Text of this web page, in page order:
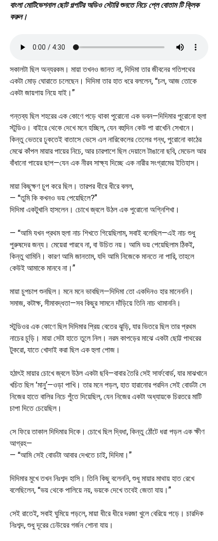
বাংলা মোটিভেশনাল ছোট গল্পটির অডিও স্টোরি শুনতে নিচে প্লে বোতাম টি ক্লিক
করুন।
সকালটা ছিল অন্যরকম। মায়া তখনও জানত না, দিদিমা তার জীবনের গতিপথের
একটা মোড় ঘোরাতে চলেছেন। দিদিমা তার হাত ধরে বললেন, “চল, আজ তোকে
একটা জায়গায় নিয়ে যাই।”
গন্তব্য ছিল শহরের এক কোণে পড়ে থাকা পুরোনো এক ভবন—দিদিমার পুরোনো হুলা
স্টুডিও। বাইরে থেকে দেখে মনে হচ্ছিল, যেন বহুদিন কেউ পা রাখেনি সেখানে।
কিন্তু ভেতরে ঢুকতেই বাতাসে ভেসে এল নারিকেলের তেলের গন্ধ, পুরোনো কাঠের
মেঝে কাঁপল মায়ার পায়ের নিচে, আর চারপাশে ছিল দেয়ালে টাঙানো ছবি, মেডেল আর
বাঁধানো পায়ের ছাপ—যেন এক নীরব সাক্ষ্য দিচ্ছে এক নারীর সংগ্রামের ইতিহাস।
মায়া কিছুক্ষণ চুপ করে ছিল। তারপর ধীরে ধীরে বলল,
— “তুমি কি কখনও ভয় পেয়েছিলে?”
দিদিমা একটুখানি হাসলেন। চোখে জ্বলে উঠল এক পুরোনো অগ্নিশিখা।
— “আমি যখন প্রথম হুলা নাচ শিখতে গিয়েছিলাম, সবাই বলেছিল—এই নাচ শুধু
পুরুষদের জন্য। মেয়েরা পারবে না, বা উচিত নয়। আমি ভয় পেয়েছিলাম ঠিকই,
কিন্তু থামিনি। কারণ আমি জানতাম, যদি আমি নিজেকে মানতে না পারি, তাহলে
কেউই আমাকে মানবে না।”
মায়া চুপচাপ শুনছিল। মনে মনে ভাবছিল—দিদিমা তো একদিনও হার মানেননি।
সমাজ, কটাক্ষ, সীমাবদ্ধতা—সব কিছুর সামনে দাঁড়িয়ে তিনি নাচ থামাননি।
স্টুডিওর এক কোণে ছিল দিদিমার প্রিয় বেতের ঝুড়ি, যার ভিতরে ছিল তার প্রথম
নাচের চুড়ি। মায়া সেটা হাতে তুলে নিল। নরম কাপড়ের মাঝে একটা ছোট্ট পাথরের
টুকরো, যাতে খোদাই করা ছিল এক হুলা পোজ।
হঠাৎই মায়ার চোখে জ্বলে উঠল একটা ছবি—বাবার তৈরি সেই সার্ফবোর্ড, যার মাঝখানে
খচিত ছিল ‘মানু’—ওড়া পাখি। তার মনে পড়ল, হাত হারানোর পরদিন সেই বোর্ডটা সে
নিজের হাতে বালির নিচে পুঁতে দিয়েছিল, যেন নিজের একটা অধ্যায়কে চিরতরে মাটি
চাপা দিতে চেয়েছিল।
সে ফিরে তাকাল দিদিমার দিকে। চোখে ছিল দ্বিধা, কিন্তু ঠোঁটে ধরা পড়ল এক ক্ষীণ
আগ্রহ—
— “আমি সেই বোর্ডটা আবার দেখতে চাই, দিদিমা।”
দিদিমার মুখে তখন নিঃশব্দ হাসি। তিনি কিছু বলেননি, শুধু মায়ার মাথায় হাত রেখে
বলেছিলেন, “ভয় থেকে পালিয়ে নয়, ভয়কে দেখে তবেই জেতা যায়।”
সেই রাতেই, সবাই ঘুমিয়ে পড়লে, মায়া ধীরে ধীরে দরজা খুলে বেরিয়ে পড়ে। চারদিক
নিঃশব্দ, শুধু দূরের ঢেউয়ের গর্জন শোনা যায়।